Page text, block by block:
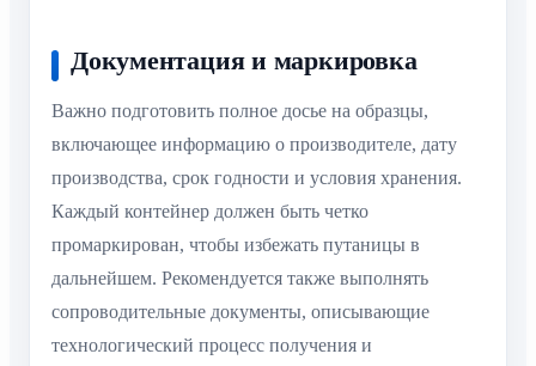
Документация и маркировка
Важно подготовить полное досье на образцы,
включающее информацию о производителе, дату
производства, срок годности и условия хранения.
Каждый контейнер должен быть четко
промаркирован, чтобы избежать путаницы в
дальнейшем. Рекомендуется также выполнять
сопроводительные документы, описывающие
технологический процесс получения и